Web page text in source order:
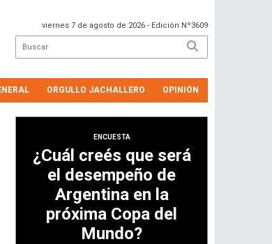
viernes 7 de agosto de 2026 - Edición Nº3609
ORGULLO JACHALLERO OPINIÓN
ENCUESTA
¿Cuál creés que será
el desempeño de
Argentina en la
próxima Copa del
Mundo?